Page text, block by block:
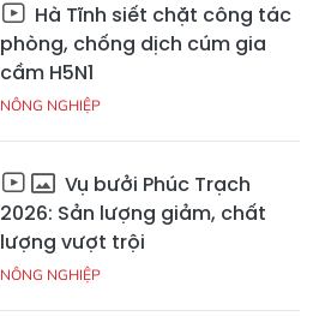
Hà Tĩnh siết chặt công tác
phòng, chống dịch cúm gia
cầm H5N1
NÔNG NGHIỆP
Vụ bưởi Phúc Trạch
2026: Sản lượng giảm, chất
lượng vượt trội
NÔNG NGHIỆP